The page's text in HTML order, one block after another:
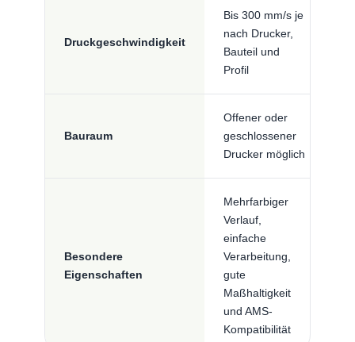
Druckgeschwindigkeit
Bis 300 mm/s je
nach Drucker,
Bauteil und
Profil
Bauraum
Offener oder
geschlossener
Drucker möglich
Besondere
Eigenschaften
Mehrfarbiger
Verlauf,
einfache
Verarbeitung,
gute
Maßhaltigkeit
und AMS-
Kompatibilität